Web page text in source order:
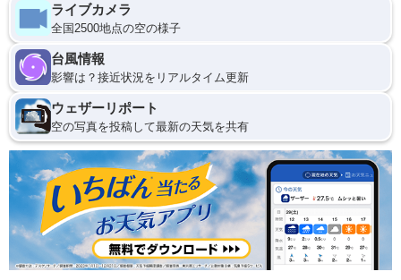
ライブカメラ
全国2500地点の空の様子
台風情報
影響は？接近状況をリアルタイム更新
ウェザーリポート
空の写真を投稿して最新の天気を共有